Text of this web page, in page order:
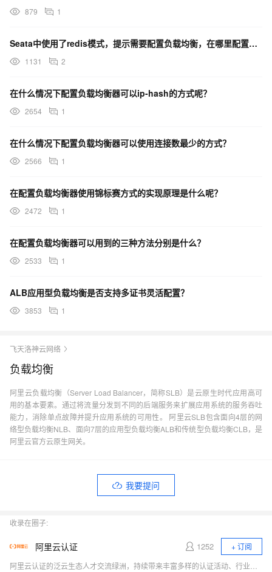
879 1
Seata中使用了redis模式，提示需要配置负载均衡，在哪里配置呢？
1131 2
在什么情况下配置负载均衡器可以ip-hash的方式呢？
2654 1
在什么情况下配置负载均衡器可以使用连接数最少的方式？
2566 1
在配置负载均衡器使用锦标赛方式的实现原理是什么呢？
2472 1
在配置负载均衡器可以用到的三种方法分别是什么？
2533 1
ALB应用型负载均衡是否支持多证书灵活配置？
3853 1
飞天洛神云网络
负载均衡
阿里云负载均衡（Server Load Balancer，简称SLB）是云原生时代应用高可
用的基本要素。通过将流量分发到不同的后端服务来扩展应用系统的服务吞吐
能力，消除单点故障并提升应用系统的可用性。 阿里云SLB包含面向4层的网
络型负载均衡NLB、面向7层的应用型负载均衡ALB和传统型负载均衡CLB，是
阿里云官方云原生网关。
我要提问
收录在圈子:
阿里云认证 1252
+ 订阅